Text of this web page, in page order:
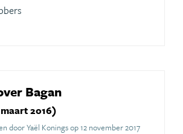
Bagan
2016)
door Yaël Konings op 12 november 2017